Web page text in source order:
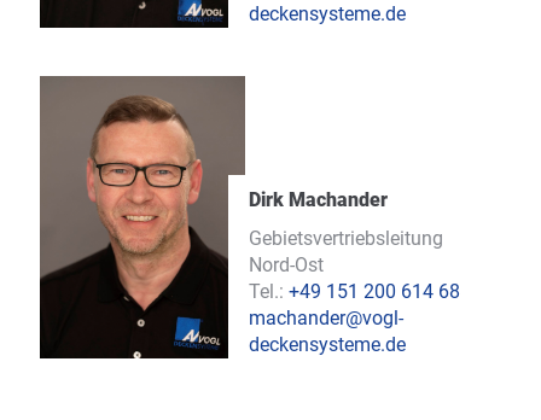
deckensysteme.de
Dirk Machander
Gebietsvertriebsleitung
Nord-Ost
Tel.:+49 151 200 614 68
machander@vogl-
deckensysteme.de